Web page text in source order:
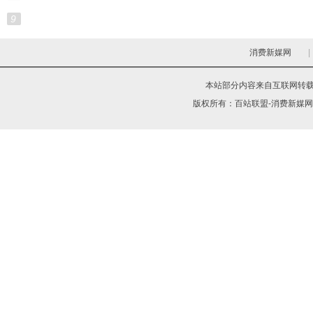
9
消费新媒网
本站部分内容来自互联网转
版权所有： 百站联盟-消费新媒网